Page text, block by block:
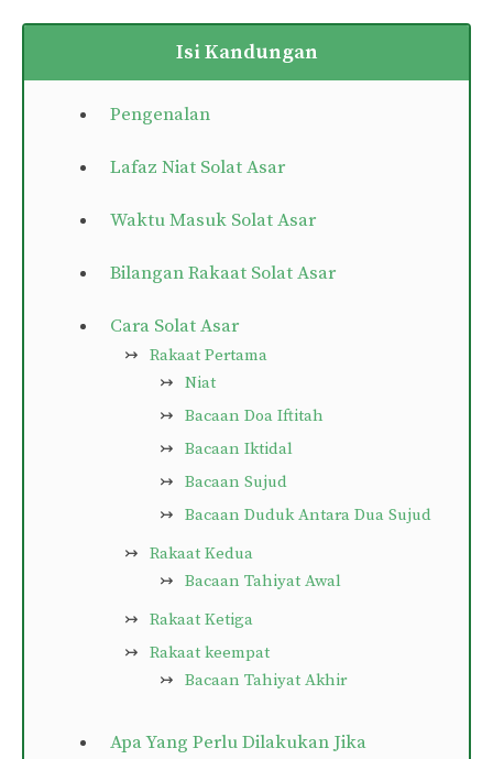
Isi Kandungan
Pengenalan
Lafaz Niat Solat Asar
Waktu Masuk Solat Asar
Bilangan Rakaat Solat Asar
Cara Solat Asar
Rakaat Pertama
Niat
Bacaan Doa Iftitah
Bacaan Iktidal
Bacaan Sujud
Bacaan Duduk Antara Dua Sujud
Rakaat Kedua
Bacaan Tahiyat Awal
Rakaat Ketiga
Rakaat keempat
Bacaan Tahiyat Akhir
Apa Yang Perlu Dilakukan Jika